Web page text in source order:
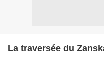
La traversée du